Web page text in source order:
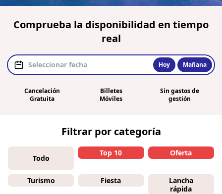
Comprueba la disponibilidad en tiempo
real
Hoy Mañana
Cancelación
Gratuita
Billetes
Móviles
Sin gastos de
gestión
Filtrar por categoría
Todo
Top 10 Oferta
Turismo Fiesta
Lancha
rápida